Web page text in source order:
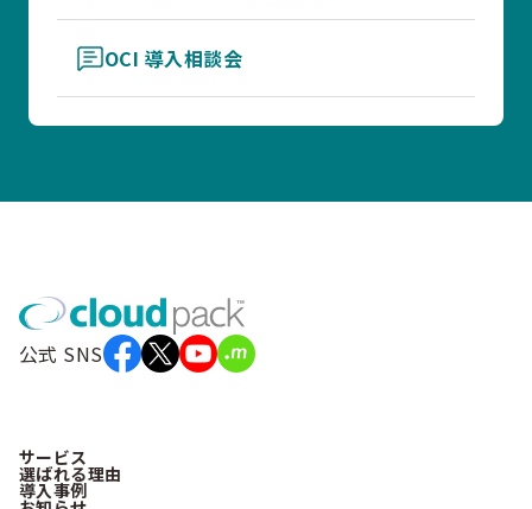
OCI 導入相談会
公式 SNS
サービス
選ばれる理由
導入事例